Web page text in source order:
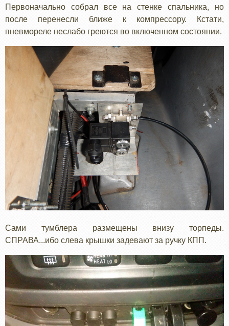
Первоначально собрал все на стенке спальника, но
после перенесли ближе к компрессору. Кстати,
пневмореле неслабо греются во включенном состоянии.
Сами тумблера размещены внизу торпеды.
СПРАВА...ибо слева крышки задевают за ручку КПП.